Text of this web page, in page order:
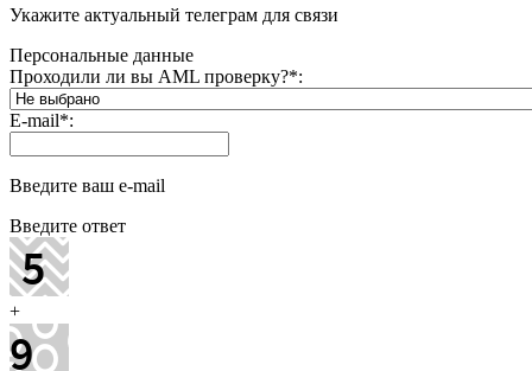
Укажите актуальный телеграм для связи
Персональные данные
Проходили ли вы AML проверку?*:
E-mail*:
Введите ваш e-mail
Введите ответ
+